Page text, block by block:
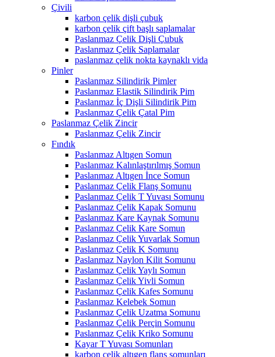
Çivili
karbon çelik dişli çubuk
karbon çelik çift başlı saplamalar
Paslanmaz Çelik Dişli Çubuk
Paslanmaz Çelik Saplamalar
paslanmaz çelik nokta kaynaklı vida
Pinler
Paslanmaz Silindirik Pimler
Paslanmaz Elastik Silindirik Pim
Paslanmaz İç Dişli Silindirik Pim
Paslanmaz Çelik Çatal Pim
Paslanmaz Çelik Zincir
Paslanmaz Çelik Zincir
Fındık
Paslanmaz Altıgen Somun
Paslanmaz Kalınlaştırılmış Somun
Paslanmaz Altıgen İnce Somun
Paslanmaz Çelik Flanş Somunu
Paslanmaz Çelik T Yuvası Somunu
Paslanmaz Çelik Kapak Somunu
Paslanmaz Kare Kaynak Somunu
Paslanmaz Çelik Kare Somun
Paslanmaz Çelik Yuvarlak Somun
Paslanmaz Çelik K Somunu
Paslanmaz Naylon Kilit Somunu
Paslanmaz Çelik Yaylı Somun
Paslanmaz Çelik Yivli Somun
Paslanmaz Çelik Kafes Somunu
Paslanmaz Kelebek Somun
Paslanmaz Çelik Uzatma Somunu
Paslanmaz Çelik Perçin Somunu
Paslanmaz Çelik Kriko Somunu
Kayar T Yuvası Somunları
karbon çelik altıgen flanş somunları